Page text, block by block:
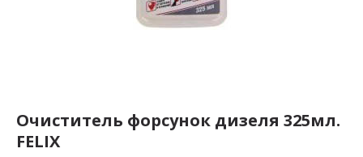
Очиститель форсунок дизеля 325мл.
FELIX